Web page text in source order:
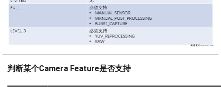
判断某个Camera Feature是否支持